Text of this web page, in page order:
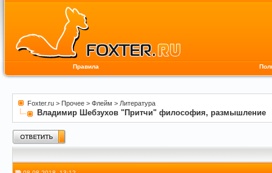
Правила
Foxter.ru > Прочее > Флейм > Литература
Владимир Шебзухов "Притчи" философия, размышление